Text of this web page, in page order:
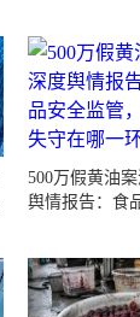
500万假黄油
舆情报告：食